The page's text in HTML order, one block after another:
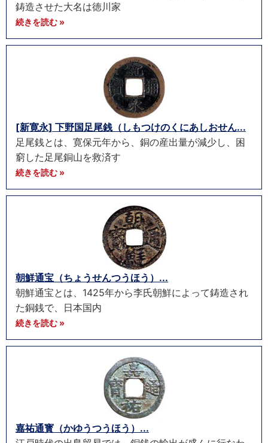
鋳造させた大名は徳川家
続きを読む »
[新寛永] 下野国足尾銭（しもつけのくにあしおせん...
足尾銭とは、寛保元年から、銅の産出量が減少し、困
窮した足尾銅山を救済す
続きを読む »
朝鮮通宝（ちょうせんつうほう）...
朝鮮通宝とは、1425年から李氏朝鮮によって鋳造され
た銅銭で、日本国内
続きを読む »
嘉祐通寳（かゆうつうほう）...